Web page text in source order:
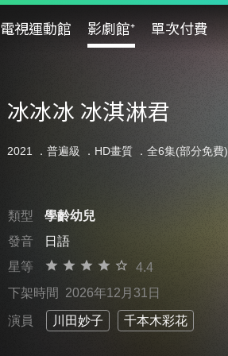
電視運動館 影劇館⁺ 單次付費
冰冰冰 冰淇淋君
2021 ． 普遍級 ．HD畫質 ．全6集(部分免費)
類型
學齡幼兒
發音
日語
星等
4.4
下架時間 2026年12月31日
演員 川田妙子 千本木彩花